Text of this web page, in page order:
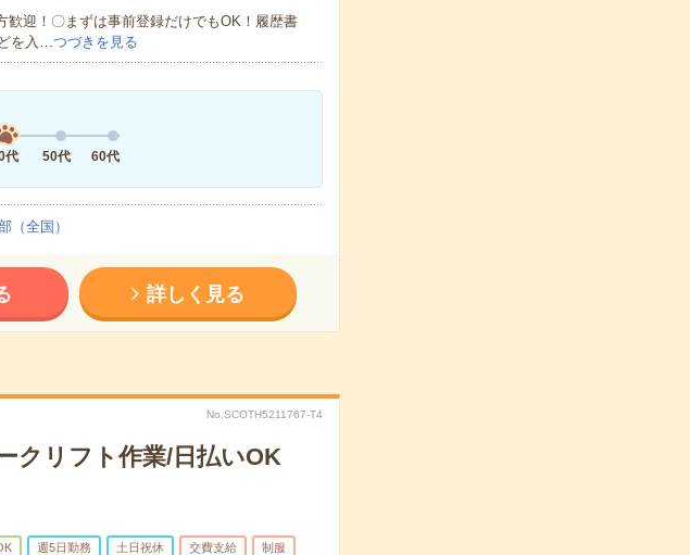
迎！〇まずは事前登録だけでもOK！履歴書
を入…つづきを見る
代 50代 60代
全国）
詳しく見る
No.SCOTH5211767-T4
クリフト作業/日払いOK
週5日勤務 土日祝休 交費支給 制服